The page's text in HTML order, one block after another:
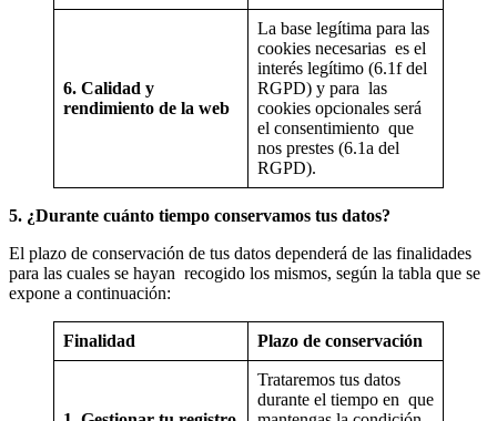
6. Calidad y
rendimiento de la web
La base legítima para las
cookies necesarias es el
interés legítimo (6.1f del
RGPD) y para las
cookies opcionales será
el consentimiento que
nos prestes (6.1a del
RGPD).
5. ¿Durante cuánto tiempo conservamos tus datos?
El plazo de conservación de tus datos dependerá de las finalidades
para las cuales se hayan recogido los mismos, según la tabla que se
expone a continuación:
Finalidad Plazo de conservación
Trataremos tus datos
durante el tiempo en que